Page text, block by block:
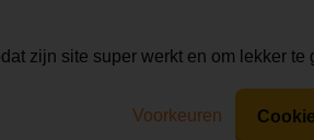
zijn site super werkt en om lekker
Voorkeuren